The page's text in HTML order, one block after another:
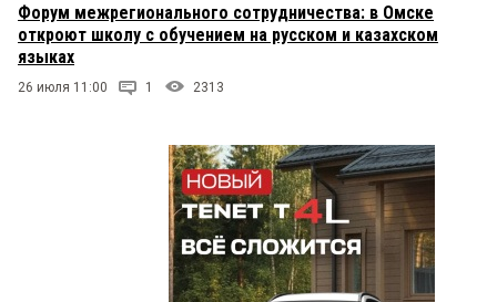
Форум межрегионального сотрудничества: в Омске
откроют школу с обучением на русском и казахском
языках
26 июля 11:00 1 2313